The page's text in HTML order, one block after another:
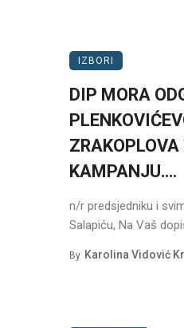
IZBORI
DIP MORA
KAMPANJU….
n/r predsjedniku i
Salapiću, Na Vaš
By Karolina Vidović